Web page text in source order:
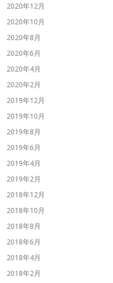
2020年12月
2020年10月
2020年8月
2020年6月
2020年4月
2020年2月
2019年12月
2019年10月
2019年8月
2019年6月
2019年4月
2019年2月
2018年12月
2018年10月
2018年8月
2018年6月
2018年4月
2018年2月